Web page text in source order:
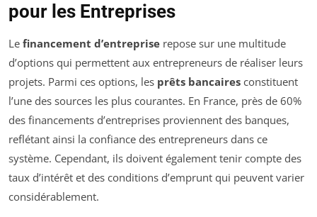
pour les Entreprises
Le financement d’entreprise repose sur une multitude
d’options qui permettent aux entrepreneurs de réaliser leurs
projets. Parmi ces options, les prêts bancaires constituent
l’une des sources les plus courantes. En France, près de 60%
des financements d’entreprises proviennent des banques,
reflétant ainsi la confiance des entrepreneurs dans ce
système. Cependant, ils doivent également tenir compte des
taux d’intérêt et des conditions d’emprunt qui peuvent varier
considérablement.